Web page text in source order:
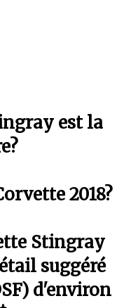
est la
2018?
Stingray
suggéré
d'environ